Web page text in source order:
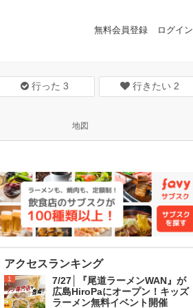
無料会員登録 ログイン
行った 3 行きたい 2
地図
アクセスランキング
1
7/27│『尾道ラーメンWAN』が
広島HiroPaにオープン！キッズ
ラーメン無料イベント開催